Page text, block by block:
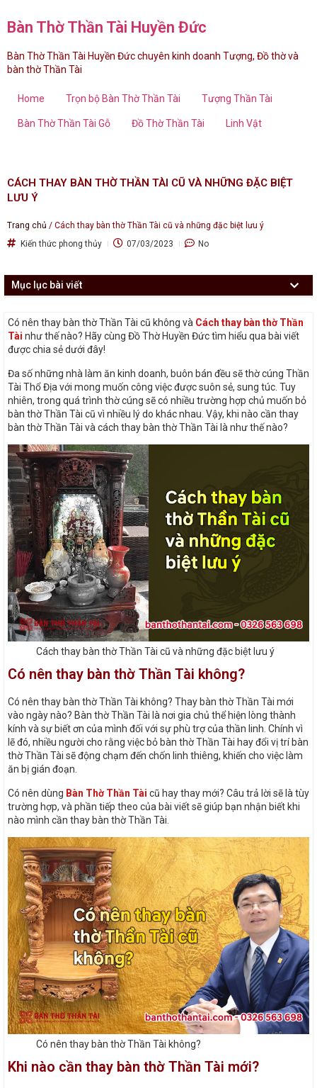
Bàn Thờ Thần Tài Huyền Đức
Bàn Thờ Thần Tài Huyền Đức chuyên kinh doanh Tượng, Đồ thờ và
bàn thờ Thần Tài
Home Trọn bộ Bàn Thờ Thần Tài Tượng Thần Tài
Bàn Thờ Thần Tài Gỗ Đồ Thờ Thần Tài Linh Vật
CÁCH THAY BÀN THỜ THẦN TÀI CŨ VÀ NHỮNG ĐẶC BIỆT
LƯU Ý
Trang chủ / Cách thay bàn thờ Thần Tài cũ và những đặc biệt lưu ý
Kiến thức phong thủy
07/03/2023 No
Mục lục bài viết
Có nên thay bàn thờ Thần Tài cũ không và Cách thay bàn thờ Thần
Tài như thế nào? Hãy cùng Đồ Thờ Huyền Đức tìm hiểu qua bài viết
được chia sẻ dưới đây!
Đa số những nhà làm ăn kinh doanh, buôn bán đều sẽ thờ cúng Thần
Tài Thổ Địa với mong muốn công việc được suôn sẻ, sung túc. Tuy
nhiên, trong quá trình thờ cúng sẽ có nhiều trường hợp chủ muốn bỏ
bàn thờ Thần Tài cũ vì nhiều lý do khác nhau. Vậy, khi nào cần thay
bàn thờ Thần Tài và cách thay bàn thờ Thần Tài là như thế nào?
Cách thay bàn thờ Thần Tài cũ và những đặc biệt lưu ý
Có nên thay bàn thờ Thần Tài không?
Có nên thay bàn thờ Thần Tài không? Thay bàn thờ Thần Tài mới
vào ngày nào? Bàn thờ Thần Tài là nơi gia chủ thể hiện lòng thành
kính và sự biết ơn của mình đối với sự phù trợ của thần linh. Chính vì
lẽ đó, nhiều người cho rằng việc bỏ bàn thờ Thần Tài hay đổi vị trí bàn
thờ Thần Tài sẽ động chạm đến chốn linh thiêng, khiến cho việc làm
ăn bị gián đoạn.
Có nên dùng Bàn Thờ Thần Tài cũ hay thay mới? Câu trả lời sẽ là tùy
trường hợp, và phần tiếp theo của bài viết sẽ giúp bạn nhận biết khi
nào mình cần thay bàn thờ Thần Tài.
Có nên thay bàn thờ Thần Tài không?
Khi nào cần thay bàn thờ Thần Tài mới?